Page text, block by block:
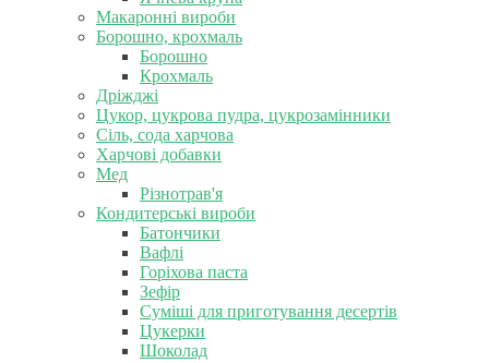
Макаронні вироби
Борошно, крохмаль
Борошно
Крохмаль
Дріжджі
Цукор, цукрова пудра, цукрозамінники
Сіль, сода харчова
Харчові добавки
Мед
Різнотрав'я
Кондитерські вироби
Батончики
Вафлі
Горіхова паста
Зефір
Суміші для приготування десертів
Цукерки
Шоколад